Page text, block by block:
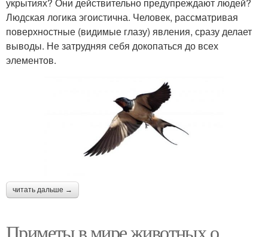
Людская логика эгоистична. Человек, рассматривая
поверхностные (видимые глазу) явления, сразу делает
выводы. Не затрудняя себя докопаться до всех
элементов.
читать дальше →